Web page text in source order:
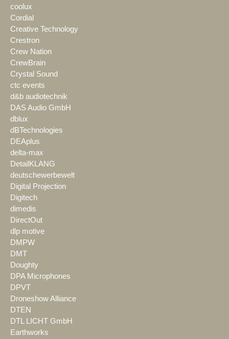
coolux
Cordial
Creative Technology
Crestron
Crew Nation
CrewBrain
Crystal Sound
ctc events
d&b audiotechnik
DAS Audio GmbH
dblux
dBTechnologies
DEAplus
delta-max
DetailKLANG
deutschewerbewelt
Digital Projection
Digitech
dimedis
DirectOut
dlp motive
DMPW
DMT
Doughty
DPA Microphones
DPVT
Droneshow Alliance
DTEN
DTL LICHT GmbH
Earthworks